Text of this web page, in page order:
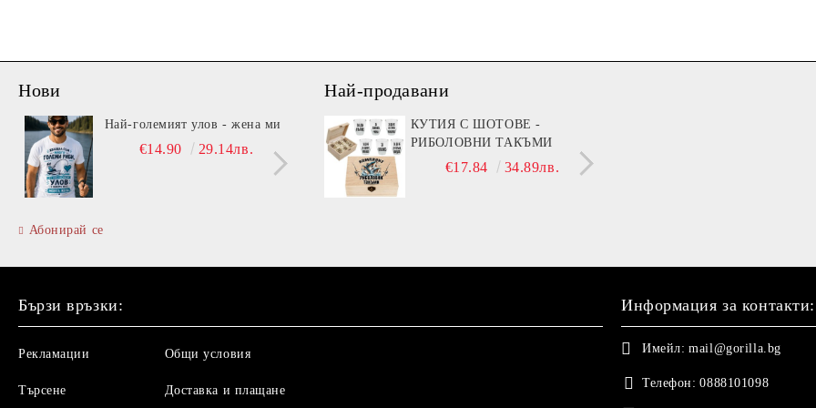
Нови
Най-големият улов - жена ми
€14.90 29.14лв.
Витамин B (Beer)
€13.90 27.19лв.
Абонирай се
Най-продавани
КУТИЯ С ШОТОВЕ -
РИБОЛОВНИ ТАКЪМИ
€17.84 34.89лв.
Бързи връзки:
Рекламации
Търсене
Общи условия
Доставка и плащане
Информация за контакти:
Имейл: mail@gorilla.bg
Телефон: 0888101098